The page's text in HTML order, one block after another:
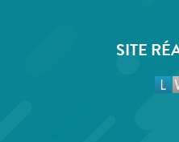
SITE